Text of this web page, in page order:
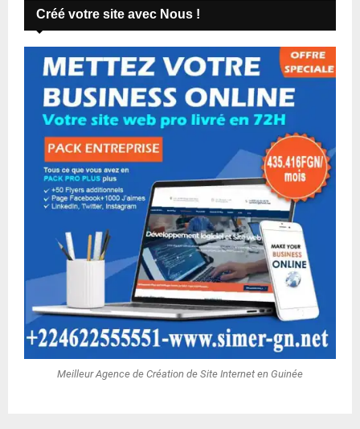
Créé votre site avec Nous !
Meilleur Agence de Création de Site Internet en Guinée